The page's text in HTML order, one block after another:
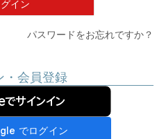
イン
パスワードをお忘れですか？
・会員登録
サインイン